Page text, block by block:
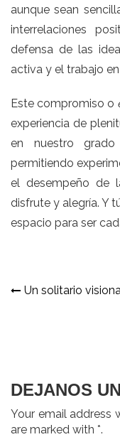
aunque sean
interrelaciones
defensa de las
activa y el trabajo
Este compromiso o
experiencia de
en nuestro grado
permitiendo
el desempeño de
disfrute y alegría. Y
espacio para ser
Un solitario
DEJANOS
Your email address
are marked with *.